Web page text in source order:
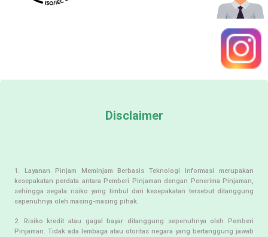
Disclaimer
1. Layanan Pinjam Meminjam Berbasis Teknologi Informasi merupakan
kesepakatan perdata antara Pemberi Pinjaman dengan Penerima Pinjaman,
sehingga segala risiko yang timbul dari kesepakatan tersebut ditanggung
sepenuhnya oleh masing-masing pihak.
2. Risiko kredit atau gagal bayar ditanggung sepenuhnya oleh Pemberi
Pinjaman. Tidak ada lembaga atau otoritas negara yang bertanggung jawab